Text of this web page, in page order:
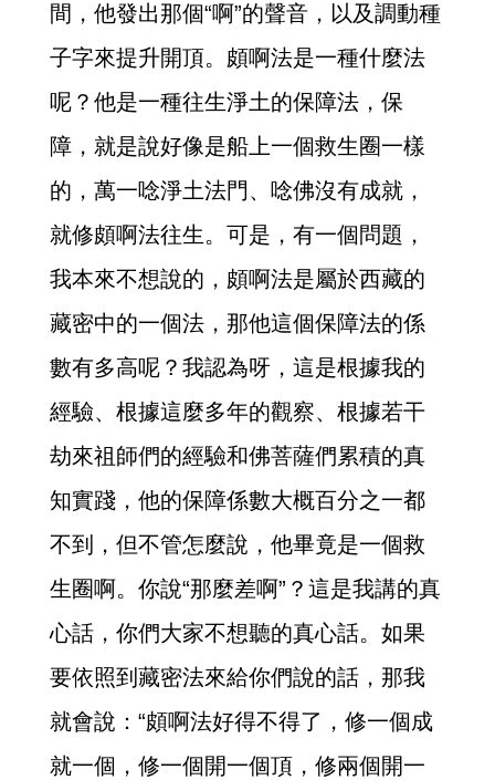
間，他發出那個“啊”的聲音，以及調動種
子字來提升開頂。頗啊法是一種什麼法
呢？他是一種往生淨土的保障法，保
障，就是說好像是船上一個救生圈一樣
的，萬一唸淨土法門、唸佛沒有成就，
就修頗啊法往生。可是，有一個問題，
我本來不想說的，頗啊法是屬於西藏的
藏密中的一個法，那他這個保障法的係
數有多高呢？我認為呀，這是根據我的
經驗、根據這麼多年的觀察、根據若干
劫來祖師們的經驗和佛菩薩們累積的真
知實踐，他的保障係數大概百分之一都
不到，但不管怎麼說，他畢竟是一個救
生圈啊。你說“那麼差啊”？這是我講的真
心話，你們大家不想聽的真心話。如果
要依照到藏密法來給你們說的話，那我
就會說：“頗啊法好得不得了，修一個成
就一個，修一個開一個頂，修兩個開一